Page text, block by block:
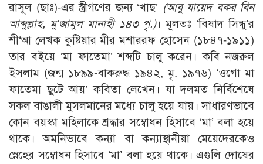
রাসূল (ছাঃ)-এর স্ত্রীগণের জন্য ‘খাছ’ (আবু যায়েদ বকর বিন
আব্দুল্লাহ, মু‘জামুল মানাহী ১৪৩ পৃ.)। মূলতঃ ‘বিষাদ সিন্ধু’র
শী‘আ লেখক কুষ্টিয়ার মীর মশাররফ হোসেন (১৮৪৭-১৯১১)
তার বইয়ে ‘মা ফাতেমা’ শব্দটি চালু করেন। কবি নজরুল
ইসলাম (জন্ম ১৮৯৯-বাকরুদ্ধ ১৯৪২, মৃ. ১৯৭৬) ‘ওগো মা
ফাতেমা ছুটে আয়’ কবিতা লেখেন। যা দলমত নির্বিশেষে
সকল বাঙালী মুসলমানের মধ্যে চালু হয়ে যায়। সাধারণভাবে
কোন বয়স্কা মহিলাকে শ্রদ্ধার সম্বোধন হিসাবে ‘মা’ বলা হয়ে
থাকে। অমনিভাবে কন্যা বা কন্যাস্থানীয়া মেয়েদেরকেও
স্নেহের সম্বোধন হিসাবে ‘মা’ বলা হয়ে থাকে। এগুলি দোষের